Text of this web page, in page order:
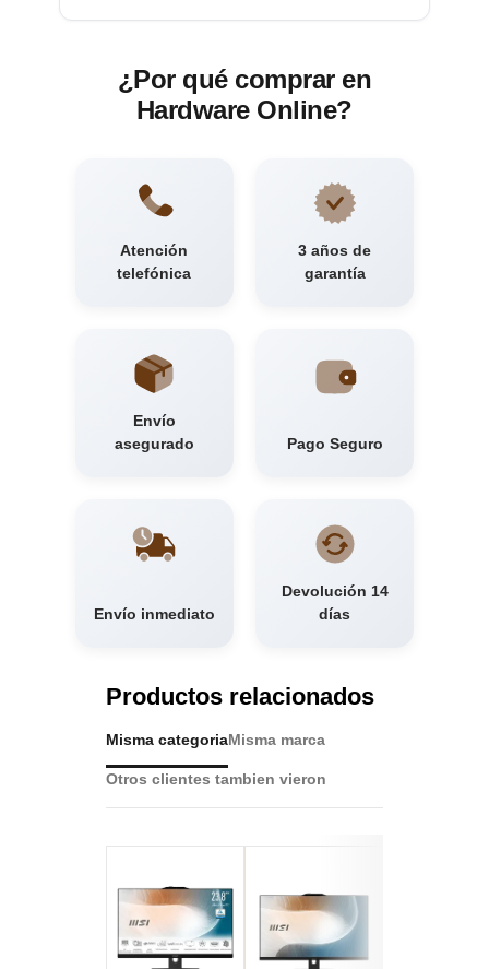
¿Por qué comprar en
Hardware Online?
Atención
telefónica
3 años de
garantía
Envío
asegurado
Pago Seguro
Envío inmediato
Devolución 14
días
Productos relacionados
Misma categoriaMisma marca
Otros clientes tambien vieron